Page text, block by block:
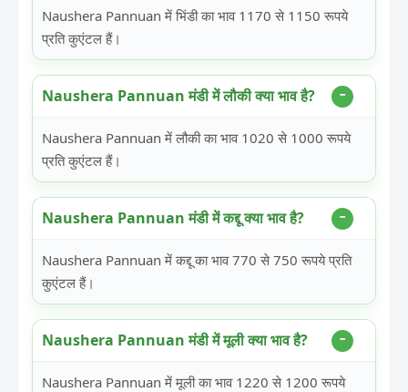
Naushera Pannuan में भिंडी का भाव 1170 से 1150 रूपये
प्रति कुएंटल हैं।
Naushera Pannuan मंडी में लौकी क्या भाव है?
Naushera Pannuan में लौकी का भाव 1020 से 1000 रूपये
प्रति कुएंटल हैं।
Naushera Pannuan मंडी में कद्दू क्या भाव है?
Naushera Pannuan में कद्दू का भाव 770 से 750 रूपये प्रति
कुएंटल हैं।
Naushera Pannuan मंडी में मूली क्या भाव है?
Naushera Pannuan में मूली का भाव 1220 से 1200 रूपये